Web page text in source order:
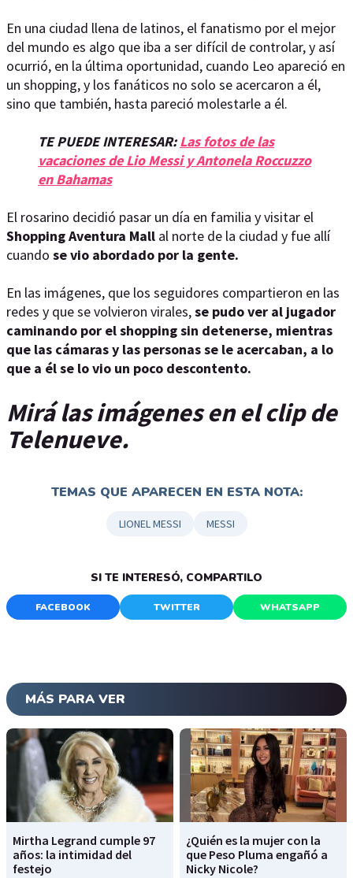
En una ciudad llena de latinos, el fanatismo por el mejor
del mundo es algo que iba a ser difícil de controlar, y así
ocurrió, en la última oportunidad, cuando Leo apareció en
un shopping, y los fanáticos no solo se acercaron a él,
sino que también, hasta pareció molestarle a él.
TE PUEDE INTERESAR:Las fotos de las
vacaciones de Lio Messi y Antonela Roccuzzo
en Bahamas
El rosarino decidió pasar un día en familia y visitar el
Shopping Aventura Mall al norte de la ciudad y fue allí
cuando se vio abordado por la gente.
En las imágenes, que los seguidores compartieron en las
redes y que se volvieron virales,se pudo ver al jugador
caminando por el shopping sin detenerse, mientras
que las cámaras y las personas se le acercaban, a lo
que a él se lo vio un poco descontento.
Mirá las imágenes en el clip de
Telenueve.
TEMAS QUE APARECEN EN ESTA NOTA:
LIONEL MESSI MESSI
SI TE INTERESÓ, COMPARTILO
FACEBOOK TWITTER WHATSAPP
MÁS PARA VER
Mirtha Legrand cumple 97
años: la intimidad del
festejo
¿Quién es la mujer con la
que Peso Pluma engañó a
Nicky Nicole?